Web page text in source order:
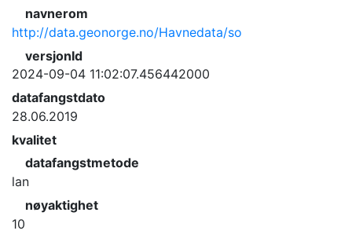
navnerom
http://data.geonorge.no/Havnedata/so
versjonId
2024-09-04 11:02:07.456442000
datafangstdato
28.06.2019
kvalitet
datafangstmetode
lan
nøyaktighet
10